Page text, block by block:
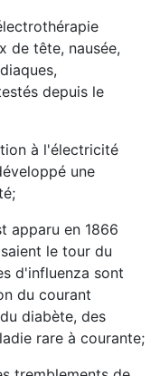
de tête, nausée,
depuis le
à l'électricité
une
apparu en 1866
le tour du
d'influenza sont
du courant
diabète, des
rare à courante;